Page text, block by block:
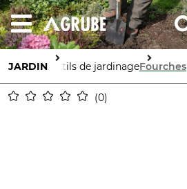
JARDIN Outils de jardinageFourches
0